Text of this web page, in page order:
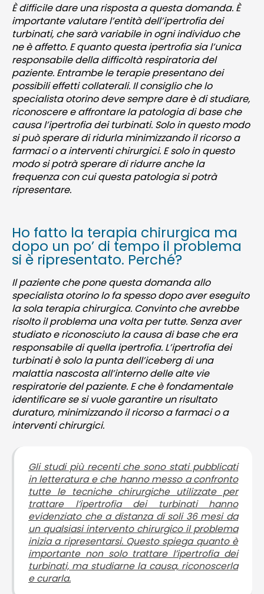
È difficile dare una risposta a questa domanda. È
importante valutare l’entità dell’ipertrofia dei
turbinati, che sarà variabile in ogni individuo che
ne è affetto. E quanto questa ipertrofia sia l’unica
responsabile della difficoltà respiratoria del
paziente. Entrambe le terapie presentano dei
possibili effetti collaterali. Il consiglio che lo
specialista otorino deve sempre dare è di studiare,
riconoscere e affrontare la patologia di base che
causa l’ipertrofia dei turbinati. Solo in questo modo
si può sperare di ridurla minimizzando il ricorso a
farmaci o a interventi chirurgici. E solo in questo
modo si potrà sperare di ridurre anche la
frequenza con cui questa patologia si potrà
ripresentare.
Ho fatto la terapia chirurgica ma
dopo un po’ di tempo il problema
si è ripresentato. Perché?
Il paziente che pone questa domanda allo
specialista otorino lo fa spesso dopo aver eseguito
la sola terapia chirurgica. Convinto che avrebbe
risolto il problema una volta per tutte. Senza aver
studiato e riconosciuto la causa di base che era
responsabile di quella ipertrofia. L’ipertrofia dei
turbinati è solo la punta dell’iceberg di una
malattia nascosta all’interno delle alte vie
respiratorie del paziente. E che è fondamentale
identificare se si vuole garantire un risultato
duraturo, minimizzando il ricorso a farmaci o a
interventi chirurgici.
Gli studi più recenti che sono stati pubblicati
in letteratura e che hanno messo a confronto
tutte le tecniche chirurgiche utilizzate per
trattare l’ipertrofia dei turbinati hanno
evidenziato che a distanza di soli 36 mesi da
un qualsiasi intervento chirurgico il problema
inizia a ripresentarsi. Questo spiega quanto è
importante non solo trattare l’ipertrofia dei
turbinati, ma studiarne la causa, riconoscerla
e curarla.